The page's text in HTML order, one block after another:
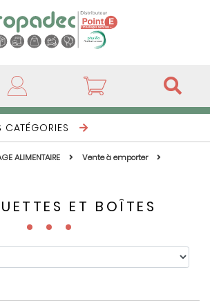
ALIMENTAIRE
Vente à emporter
ET BOÎTES